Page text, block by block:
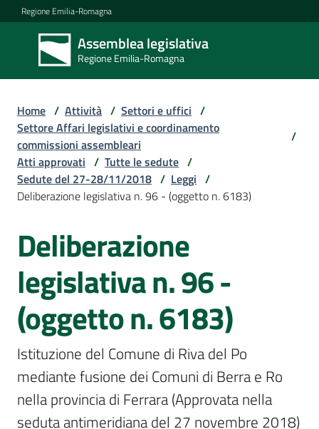
Vai al contenuto
Vai alla navigazione
Vai al footer
Regione Emilia-Romagna
Assemblea legislativa
Regione Emilia-Romagna
Assemblea
legislativa
Regione Emilia-
Assemblea
Per
media
Per
Home / Attività / Settori e uffici /
Settore Affari legislativi e coordinamento
commissioni assembleari
/
Atti approvati / Tutte le sedute /
Sedute del 27-28/11/2018 / Leggi /
Deliberazione legislativa n. 96 - (oggetto n. 6183)
Deliberazione
legislativa n. 96 -
(oggetto n. 6183)
Istituzione del Comune di Riva del Po
mediante fusione dei Comuni di Berra e Ro
nella provincia di Ferrara (Approvata nella
seduta antimeridiana del 27 novembre 2018)